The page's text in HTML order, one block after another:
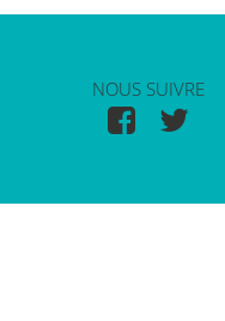
NOUS SUIVRE